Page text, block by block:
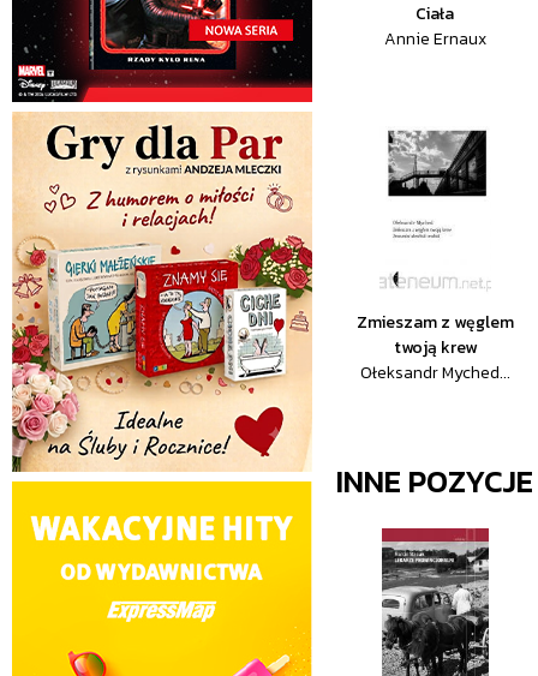
Ciała
Annie Ernaux
Zmieszam z węglem
twoją krew
Ołeksandr Myched...
INNE